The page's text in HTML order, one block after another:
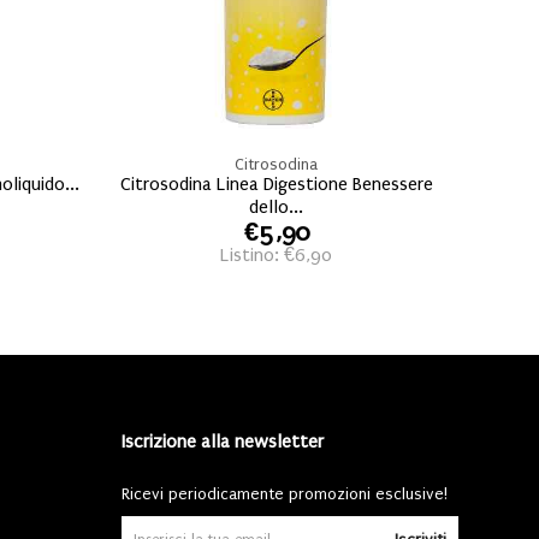
Citrosodina
Citrosodina Linea Digestione Benessere
dello...
€5,90
Listino: €6,90
Iscrizione alla newsletter
Ricevi periodicamente promozioni esclusive!